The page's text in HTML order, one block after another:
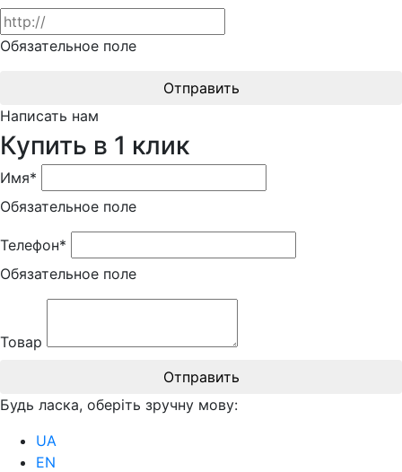
Обязательное поле
Отправить
Написать нам
Купить в 1 клик
Имя*
Обязательное поле
Телефон*
Обязательное поле
Товар
Отправить
Будь ласка, оберіть зручну мову:
UA
EN